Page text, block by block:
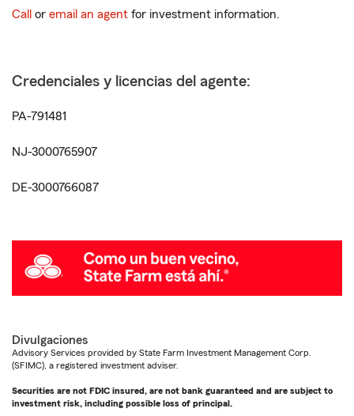
Call or email an agent for investment information.
Credenciales y licencias del agente:
PA-791481
NJ-3000765907
DE-3000766087
Divulgaciones
Advisory Services provided by State Farm Investment Management Corp.
(SFIMC), a registered investment adviser.
Securities are not FDIC insured, are not bank guaranteed and are subject to
investment risk, including possible loss of principal.